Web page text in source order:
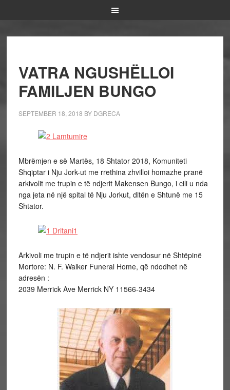
VATRA NGUSHËLLOI
FAMILJEN BUNGO
SEPTEMBER 18, 2018 BY DGRECA
Mbrëmjen e së Martës, 18 Shtator 2018, Komuniteti
Shqiptar i Nju Jork-ut me rrethina zhvilloi homazhe pranë
arkivolit me trupin e të ndjerit Makensen Bungo, i cili u nda
nga jeta në një spital të Nju Jorkut, ditën e Shtunë me 15
Shtator.
Arkivoli me trupin e të ndjerit ishte vendosur në Shtëpinë
Mortore: N. F. Walker Funeral Home, që ndodhet në
adresën :
2039 Merrick Ave Merrick NY 11566-3434